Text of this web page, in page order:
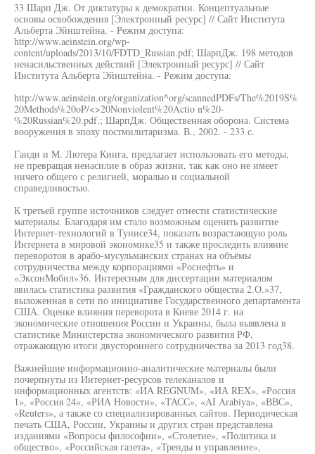
33 Шарп Дж. От диктатуры к демократии. Концептуальные
основы освобождения [Электронный ресурс] // Сайт Института
Альберта Эйнштейна. - Режим доступа:
http://www.aeinstein.org/wp-
content/uploads/2013/10/FDTD_Russian.pdf; ШарпДж. 198 методов
ненасильственных действий [Электронный ресурс] // Сайт
Института Альберта Эйнштейна. - Режим доступа:
http://www.aeinstein.org/organization^org/scannedPDFs/The%2019S%
20Methods%20oP/<>20Nonviolent%20Actio n%20-
%20Russian%20.pdf.; ШарпДж. Общественная оборона. Система
вооружения в эпоху постмилитаризма. В., 2002. - 233 с.
Ганди и М. Лютера Кинга, предлагает использовать его методы,
не превращая ненасилие в образ жизни, так как оно не имеет
ничего общего с религией, моралью и социальной
справедливостью.
К третьей группе источников следует отнести статистические
материалы. Благодаря им стало возможным оценить развитие
Интернет-технологий в Тунисе34, показать возрастающую роль
Интернета в мировой экономике35 и также проследить влияние
переворотов в арабо-мусульманских странах на объёмы
сотрудничества между корпорациями «Роснефть» и
«ЭксонМобил»36. Интересным для диссертации материалом
явилась статистика развития «Гражданского общества 2.О.»37,
выложенная в сети по инициативе Государственного департамента
США. Оценке влияния переворота в Киеве 2014 г. на
экономические отношения России и Украины, была выявлена в
статистике Министерства экономического развития РФ,
отражающую итоги двустороннего сотрудничества за 2013 год38.
Важнейшие информационно-аналитические материалы были
почерпнуты из Интернет-ресурсов телеканалов и
информационных агентств: «ИА REGNUM», «ИА REX», «Россия
1», «Россия 24», «РИА Новости», «ТАСС», «AI Arabiya», «ВВС»,
«Reuters», а также со специализированных сайтов. Периодическая
печать США, России, Украины и других стран представлена
изданиями «Вопросы философии», «Столетие», «Политика и
общество», «Российская газета», «Тренды и управление»,